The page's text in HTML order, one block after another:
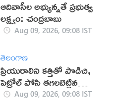
ఆదివాసీల అభ్యున్నతే ప్రభుత్వ
లక్ష్యం: చంద్రబాబు
Aug 09, 2026, 09:08 IST
తెలంగాణ
ప్రియురాలిని కత్తితో పొడిచి,
పెట్రోల్ పోసి తగలబెట్టిన
ప్రియుడు!
Aug 09, 2026, 09:08 IST